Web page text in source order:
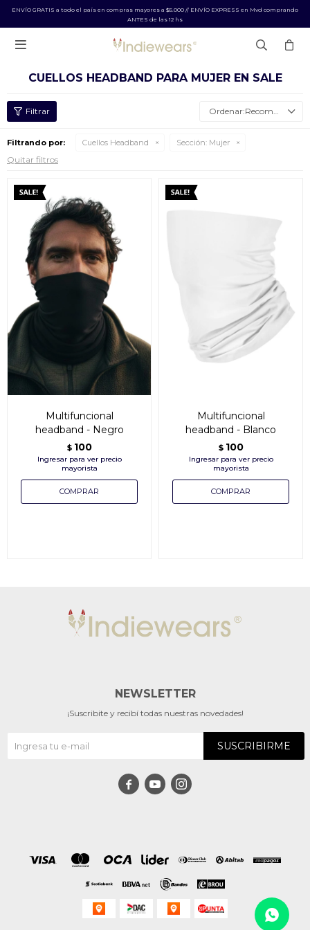
ENVÍO GRATIS a todo el país en compras mayores a $5.000 // ENVÍO EXPRESS en Mvd comprando
ANTES de las 12 hs

CUELLOS HEADBAND PARA MUJER EN SALE
Recomendados
Filtrando por: Cuellos Headband Sección: Mujer
Quitar filtros
Multifuncional
headband - Negro
$ 100
Multifuncional
headband - Blanco
$ 100
NEWSLETTER
¡Suscribite y recibí todas nuestras novedades!
SUSCRIBIRME
  